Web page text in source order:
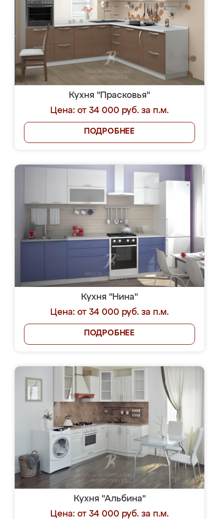
Кухня "Прасковья"
Цена: от 34 000 руб. за п.м.
ПОДРОБНЕЕ
Кухня "Нина"
Цена: от 34 000 руб. за п.м.
ПОДРОБНЕЕ
Кухня "Альбина"
Цена: от 34 000 руб. за п.м.